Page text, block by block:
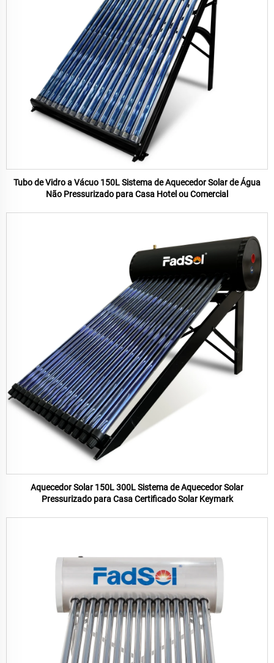
Tubo de Vidro a Vácuo 150L Sistema de Aquecedor Solar de Água
Não Pressurizado para Casa Hotel ou Comercial
Aquecedor Solar 150L 300L Sistema de Aquecedor Solar
Pressurizado para Casa Certificado Solar Keymark